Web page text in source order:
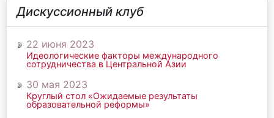
Дискуссионный клуб
22 июня 2023
Идеологические факторы международного
сотрудничества в Центральной Азии
30 мая 2023
Круглый стол «Ожидаемые результаты
образовательной реформы»